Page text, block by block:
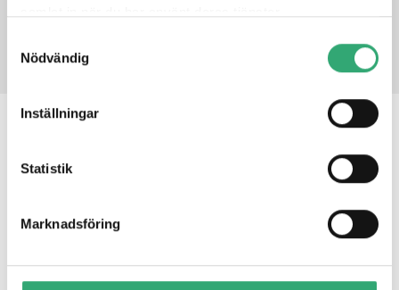
Nödvändig
Inställningar
Statistik
Marknadsföring
PRODUCT INQUIRY